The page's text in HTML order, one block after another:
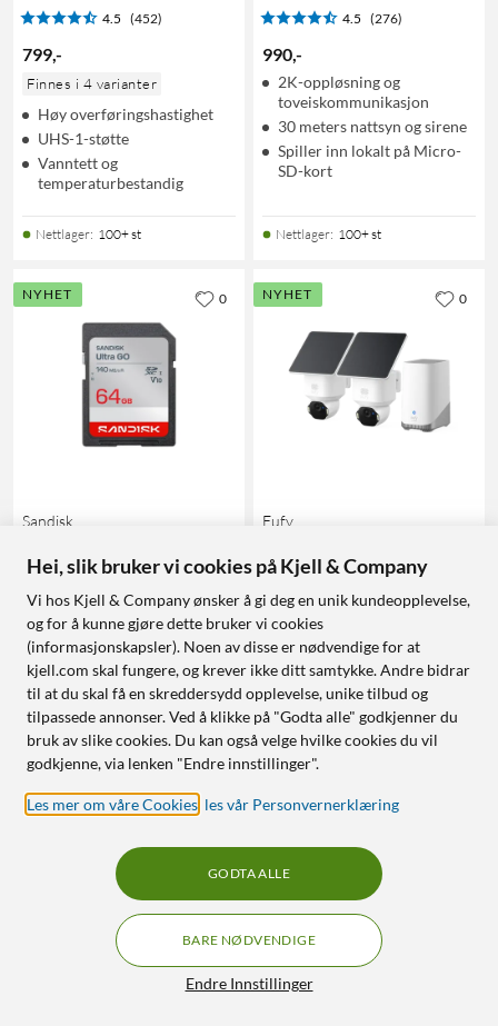
4.5 (452)
799-
Finnes i 4 varianter
Høy overføringshastighet
UHS-1-støtte
Vanntett og
temperaturbestandig
Nettlager: 100+ st
4.5 (276)
990-
2K-oppløsning og
toveiskommunikasjon
30 meters nattsyn og sirene
Spiller inn lokalt på Micro-
SD-kort
Nettlager: 100+ st
NYHET
Sandisk
64 GB
4.5 (7)
349,-
Finnes i 2 varianter
Høy overføringshastighet
Vann- og støtsikkert
UHS-I med Speed Class 10
Nettlager: 1+ st
0 NYHET
Eufy
overvåkingskamera 2-
5 490,-
4K-oppløsning med 8×
digital zoom
Solcelledrevet – aldri tomt
batteri
AI gjenkjenner personer og
kjøretøy
50+ st
0
Hei, slik bruker vi cookies på Kjell & Company
Vi hos Kjell & Company ønsker å gi deg en unik kundeopplevelse,
og for å kunne gjøre dette bruker vi cookies
(informasjonskapsler). Noen av disse er nødvendige for at
kjell.com skal fungere, og krever ikke ditt samtykke. Andre bidrar
til at du skal få en skreddersydd opplevelse, unike tilbud og
tilpassede annonser. Ved å klikke på "Godta alle" godkjenner du
bruk av slike cookies. Du kan også velge hvilke cookies du vil
godkjenne, via lenken "Endre innstillinger".
Les mer om våre Cookies les vår Personvernerklæring
Endre Innstillinger
BARE NØDVENDIGE
GODTA ALLE